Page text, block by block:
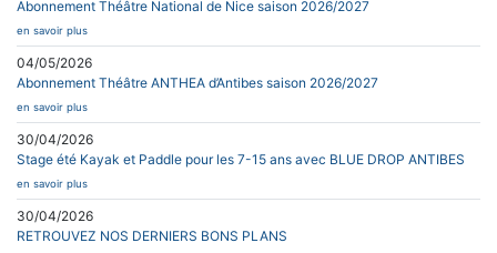
Abonnement Théâtre National de Nice saison 2026/2027
en savoir plus
04/05/2026
Abonnement Théâtre ANTHEA d’Antibes saison 2026/2027
en savoir plus
30/04/2026
Stage été Kayak et Paddle pour les 7-15 ans avec BLUE DROP ANTIBES
en savoir plus
30/04/2026
RETROUVEZ NOS DERNIERS BONS PLANS